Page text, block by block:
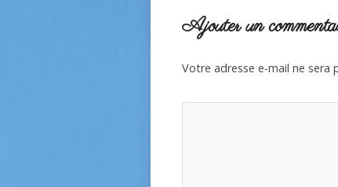
Ajouter un
Votre adresse e-mail ne sera